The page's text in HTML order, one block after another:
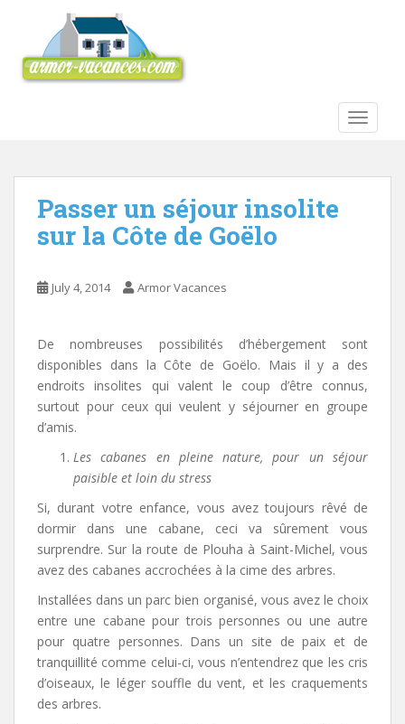
Passer un séjour insolite
sur la Côte de Goëlo
July 4, 2014 Armor Vacances
De nombreuses possibilités d’hébergement sont
disponibles dans la Côte de Goëlo. Mais il y a des
endroits insolites qui valent le coup d’être connus,
surtout pour ceux qui veulent y séjourner en groupe
d’amis.
Les cabanes en pleine nature, pour un séjour
paisible et loin du stress
Si, durant votre enfance, vous avez toujours rêvé de
dormir dans une cabane, ceci va sûrement vous
surprendre. Sur la route de Plouha à Saint-Michel, vous
avez des cabanes accrochées à la cime des arbres.
Installées dans un parc bien organisé, vous avez le choix
entre une cabane pour trois personnes ou une autre
pour quatre personnes. Dans un site de paix et de
tranquillité comme celui-ci, vous n’entendrez que les cris
d’oiseaux, le léger souffle du vent, et les craquements
des arbres.